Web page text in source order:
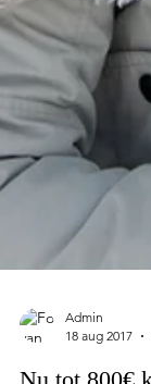
18 aug 2017